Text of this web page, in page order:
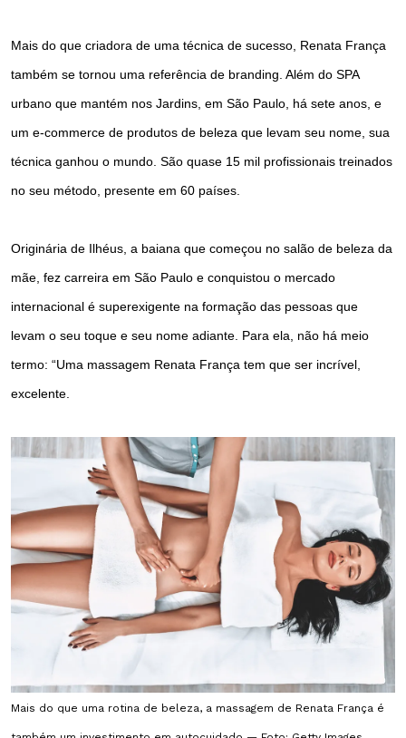
Mais do que criadora de uma técnica de sucesso, Renata França
também se tornou uma referência de branding. Além do SPA
urbano que mantém nos Jardins, em São Paulo, há sete anos, e
um e-commerce de produtos de beleza que levam seu nome, sua
técnica ganhou o mundo. São quase 15 mil profissionais treinados
no seu método, presente em 60 países.
Originária de Ilhéus, a baiana que começou no salão de beleza da
mãe, fez carreira em São Paulo e conquistou o mercado
internacional é superexigente na formação das pessoas que
levam o seu toque e seu nome adiante. Para ela, não há meio
termo: “Uma massagem Renata França tem que ser incrível,
excelente.
Mais do que uma rotina de beleza, a massagem de Renata França é